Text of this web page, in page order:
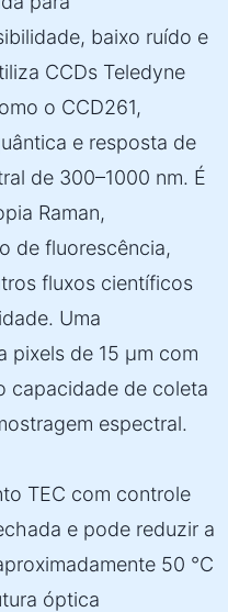
baixo ruído e
CCDs Teledyne
o CCD261,
e resposta de
de 300–1000 nm. É
Raman,
de fluorescência,
fluxos científicos
Uma
pixels de 15 µm com
capacidade de coleta
espectral.
TEC com controle
e pode reduzir a
50 °C
óptica